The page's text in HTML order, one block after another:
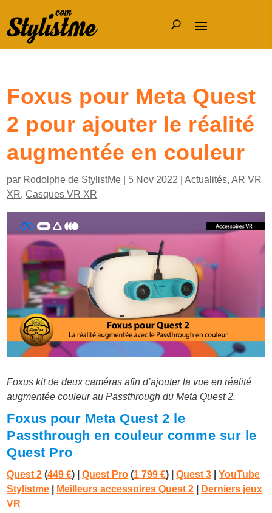
Foxus pour Meta Quest
2 pour ajouter le réalité
augmentée en couleur
par Rodolphe de StylistMe 5 Nov 2022 |Actualités,AR VR
XR,Casques VR XR
Foxus kit de deux caméras afin d’ajouter la vue en réalité
augmentée couleurau Passthrough du Meta Quest 2.
Foxus pour Meta Quest 2 le
Passthrough en couleur comme sur le
Quest Pro
Quest 2 (449 €) |Quest Pro (1 799 €) |Quest 3
YouTube
Stylistme
Meilleurs accessoires Quest 2
Derniers jeux
VR